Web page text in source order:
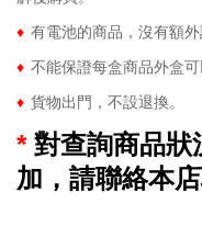
♦ 有電池的商品，沒有額外
♦ 不能保證每盒商品外盒
♦ 貨物出門，不設退換。
* 對查詢商品狀
加，請聯絡本店